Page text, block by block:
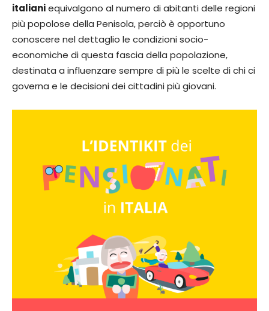
italianiequivalgono al numero di abitanti delle regioni
più popolose della Penisola, perciò è opportuno
conoscere nel dettaglio le condizioni socio-
economiche di questa fascia della popolazione,
destinata a influenzare sempre di più le scelte di chi ci
governa e le decisioni dei cittadini più giovani.